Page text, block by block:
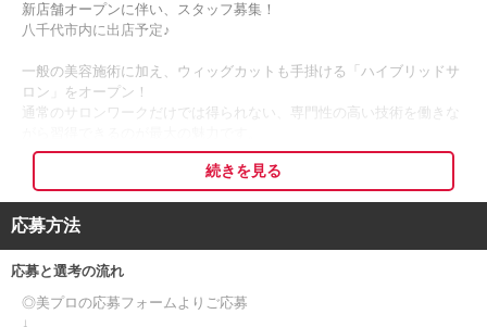
新店舗オープンに伴い、スタッフ募集！
八千代市内に出店予定♪
一般の美容施術に加え、ウィッグカットも手掛ける「ハイブリッドサ
ロン」をオープン！
通常のサロンワークだけでは得られない、専門性の高い技術を働きな
ウィッグの知識がなくても大丈夫！丁寧な研修制度があるため安心し
てスタートできます。
社会貢献を実感しながら、美容師としての新しい可能性を広げていき
ませんか？
◯●選べる働き方●◯
続きを見る
応募方法
応募と選考の流れ
◎美プロの応募フォームよりご応募
↓